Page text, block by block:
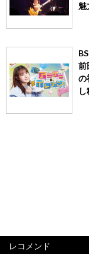
魅
前
の
レコメンド